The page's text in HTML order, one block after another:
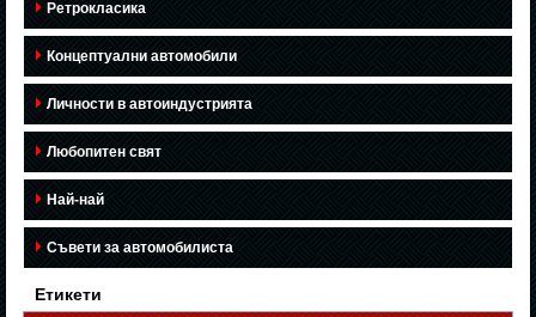
Ретрокласика
Концептуални автомобили
Личности в автоиндустрията
Любопитен свят
Най-най
Съвети за автомобилиста
Етикети